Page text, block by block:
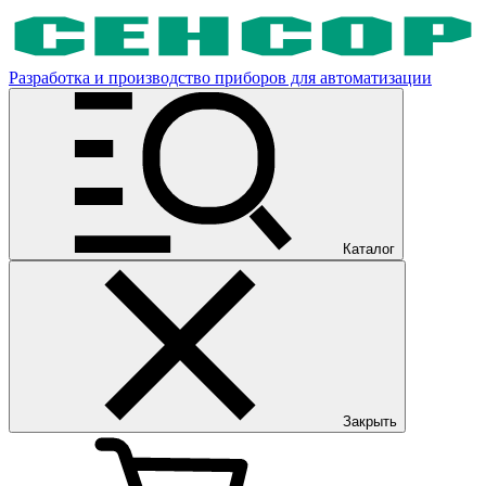
Разработка и производство приборов для автоматизации
Каталог
Закрыть